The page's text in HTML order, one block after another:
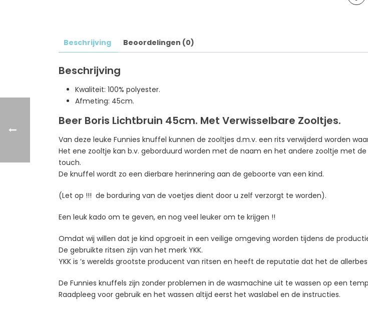
Beschrijving Beoordelingen (0)
Beschrijving
Kwaliteit: 100% polyester.
Afmeting: 45cm.
Beer Boris Lichtbruin 45cm. Met Verwisselbare Zooltjes.
Van deze leuke Funnies knuffel kunnen de zooltjes d.m.v. een rits verwijderd worden
Het ene zooltje kan b.v. geborduurd worden met de naam en het andere zooltje met
touch.
De knuffel wordt zo een dierbare herinnering aan de geboorte van een kind.
(Let op !!! de borduring van de voetjes dient door u zelf verzorgt te worden).
Een leuk kado om te geven, en nog veel leuker om te krijgen !!
Omdat wij willen dat je kind opgroeit in een veilige omgeving worden tijdens de
De gebruikte ritsen zijn van het merk YKK.
YKK is ’s werelds grootste producent van ritsen en heeft de reputatie dat het de
De Funnies knuffels zijn zonder problemen in de wasmachine uit te wassen op een
Raadpleeg voor gebruik en het wassen altijd eerst het waslabel en de instructies.